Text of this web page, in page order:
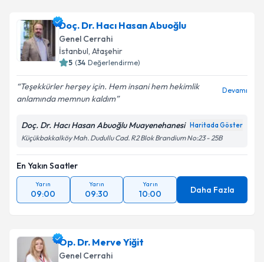
Doç. Dr. Hacı Hasan Abuoğlu
Genel Cerrahi
İstanbul, Ataşehir
5 (34 Değerlendirme)
Teşekkürler herşey için. Hem insani hem hekimlik
anlamında memnun kaldım
Devamı
Doç. Dr. Hacı Hasan Abuoğlu Muayenehanesi Haritada Göster
Küçükbakkalköy Mah. Dudullu Cad. R2 Blok Brandium No:23 - 25B
En Yakın Saatler
Yarın
09:00
Yarın
09:30
Yarın
10:00 Daha Fazla
Op. Dr. Merve Yiğit
Genel Cerrahi